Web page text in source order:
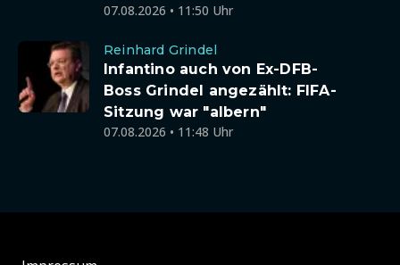
07.08.2026 • 11:50 Uhr
Reinhard Grindel
Infantino auch von Ex-DFB-
Boss Grindel angezählt: FIFA-
Sitzung war "albern"
07.08.2026 • 11:48 Uhr